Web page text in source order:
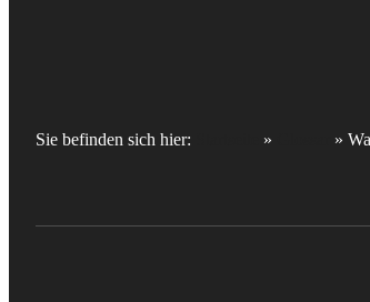
Sie befinden sich hier: » »